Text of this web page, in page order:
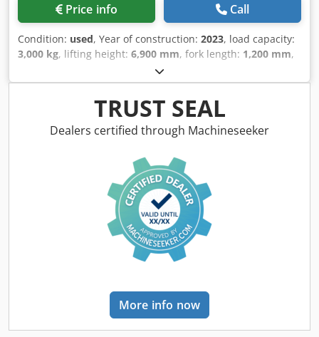
Price info Call
Condition: used, Year of construction: 2023, load capacity:
3,000 kg, lifting height: 6,900 mm, fork length: 1,200 mm,
, - Max. Tragkraft 3000 kg - Max.
Hubhöhe 6.90 m - Maximale seitliche Reichweite 4 m -
Kippwinkel 11 ° - Schüttwinkel 116 ° - Wenderadius (über
Räder) 3.33 m - Getriebetyp Hydrostatisch - Standard
Bereifung ALLIANCE 380/75 R20 148A8 A580 - Anzahl der
km/h - Festellbremse Hydraulik - Lenkräder (vorne / hinten)
4 / 4 - Sicherheit Zulassung der Kabine Kabine ROPS -
FOPS Stufe 2 - Heben 9.42 s - Senken 7.53 s - Teleskop
ausfahren 7.43 s - Teleskop Einfahren 9.36 s - Ankippen
3.21 s - Auskippen 2.15 s - Motornorm Stage V - Motor
Modell V3307-CR-TE5B - Anzahl der Zylinder / Tragfähigkeit
der Zylinder 4 - 3331 cm - Nennleistung
Verbrennungsmotor - Leistung (kW) 55.92 kW / 54.60 kW -
Zugkraft 3860 daN - Anzahl der Gänge (vorwärts /
rückwärts) 2 / 2 Dcsdpfxjxd E N Ao Apmok - Max. travel
speed 24.90 km/h - Festellbremse Hydraulik - Pumpenart
TRUST SEAL
Dealers certified through Machineseeker
More info now